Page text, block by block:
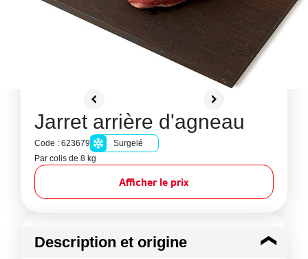
Jarret arrière d'agneau
Code : 623679
Surgelé
Par colis de 8 kg
Afficher le prix
Description et origine